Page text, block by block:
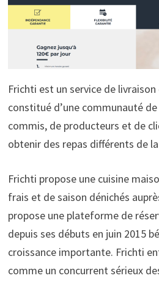
Frichti est un service de
constitué d’une communauté
commis, de producteurs et de
obtenir des repas différents de
Frichti propose une cuisine
frais et de saison dénichés
propose une plateforme de
depuis ses débuts en juin 2015
croissance importante. Frichti
comme un concurrent sérieux